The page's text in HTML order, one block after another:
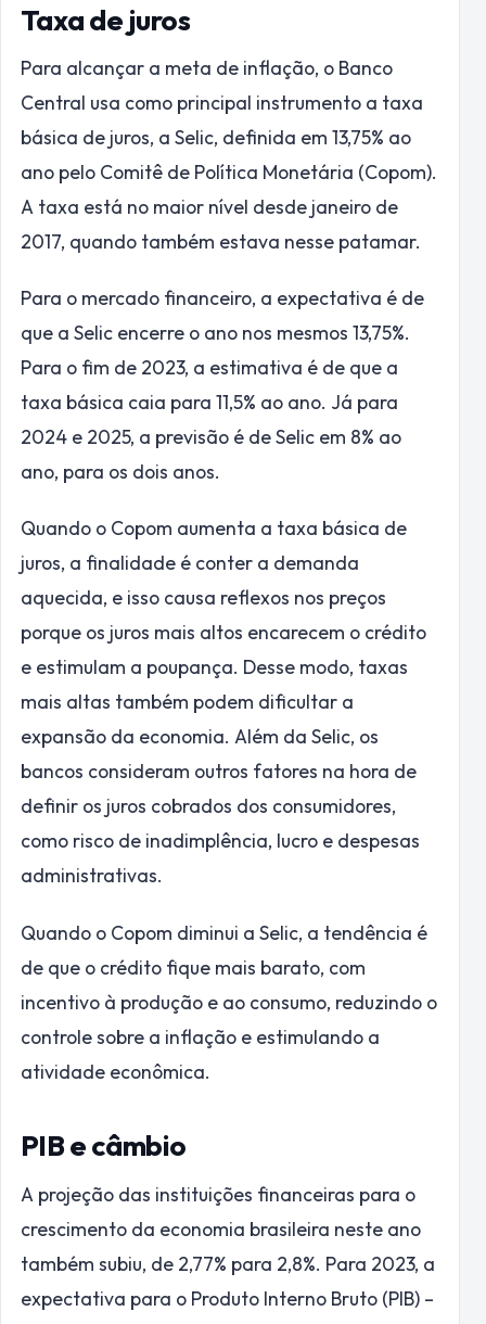
Taxa de juros
Para alcançar a meta de inflação, o Banco
Central usa como principal instrumento a taxa
básica de juros, a Selic, definida em 13,75% ao
ano pelo Comitê de Política Monetária (Copom).
A taxa está no maior nível desde janeiro de
2017, quando também estava nesse patamar.
Para o mercado financeiro, a expectativa é de
que a Selic encerre o ano nos mesmos 13,75%.
Para o fim de 2023, a estimativa é de que a
taxa básica caia para 11,5% ao ano. Já para
2024 e 2025, a previsão é de Selic em 8% ao
ano, para os dois anos.
Quando o Copom aumenta a taxa básica de
juros, a finalidade é conter a demanda
aquecida, e isso causa reflexos nos preços
porque os juros mais altos encarecem o crédito
e estimulam a poupança. Desse modo, taxas
mais altas também podem dificultar a
expansão da economia. Além da Selic, os
bancos consideram outros fatores na hora de
definir os juros cobrados dos consumidores,
como risco de inadimplência, lucro e despesas
administrativas.
Quando o Copom diminui a Selic, a tendência é
de que o crédito fique mais barato, com
incentivo à produção e ao consumo, reduzindo o
controle sobre a inflação e estimulando a
atividade econômica.
PIB e câmbio
A projeção das instituições financeiras para o
crescimento da economia brasileira neste ano
também subiu, de 2,77% para 2,8%. Para 2023, a
expectativa para o Produto Interno Bruto (PIB) –